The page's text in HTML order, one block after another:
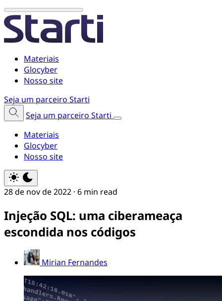
Materiais
Glocyber
Nosso site
Seja um parceiro Starti
Seja um parceiro Starti
Materiais
Glocyber
Nosso site
28 de nov de 2022 · 6 min read
Injeção SQL: uma ciberameaça
escondida nos códigos
Mirian Fernandes